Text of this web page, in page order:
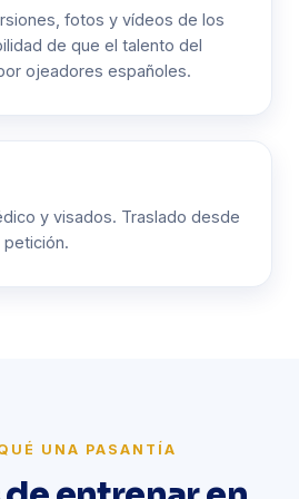
fotos y vídeos de los
de que el talento del
ojeadores españoles.
y visados. Traslado desde
UNA PASANTÍA